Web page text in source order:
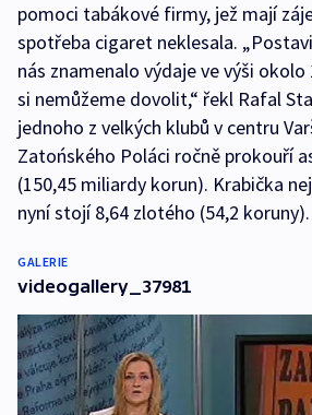
pomoci tabákové firmy, jež mají
spotřeba cigaret neklesala.
nás znamenalo výdaje ve výši
si nemůžeme dovolit,“ řekl Rafal
jednoho z velkých klubů v centru
Zatońského Poláci ročně prokouří
(150,45 miliardy korun). Krabička
nyní stojí 8,64 zlotého (54,2 koruny).
GALERIE
videogallery_37981